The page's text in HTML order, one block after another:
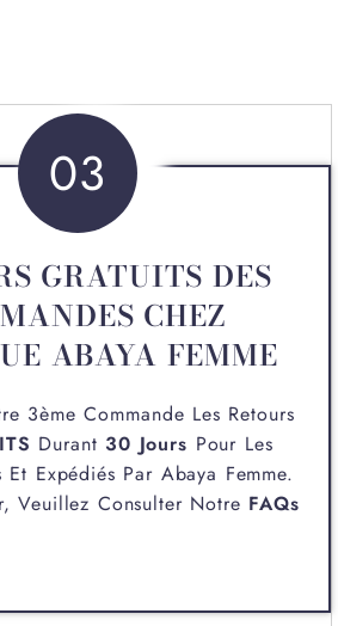
03
GRATUITS DES
CHEZ
ABAYA FEMME
3ème Commande Les Retours
Durant 30 Jours Pour Les
Expédiés Par Abaya Femme.
Veuillez Consulter Notre FAQs